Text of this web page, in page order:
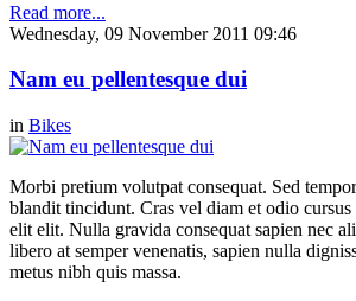
Read more...
Wednesday, 09 November 2011 09:46
Nam eu pellentesque dui
in Bikes
Morbi pretium volutpat consequat. Sed
blandit tincidunt. Cras vel diam et odio
elit elit. Nulla gravida consequat sapien nec
libero at semper venenatis, sapien nulla
metus nibh quis massa.